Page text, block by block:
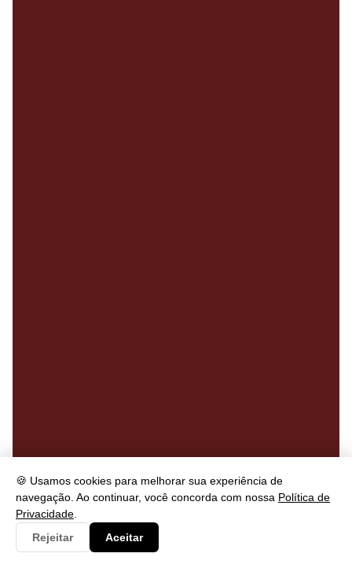
🍪 Usamos cookies para melhorar sua experiência de
navegação. Ao continuar, você concorda com nossa Política de
Privacidade
Rejeitar
Aceitar